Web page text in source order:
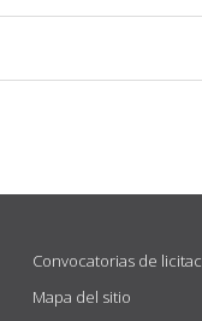
Convocatorias de
Mapa del sitio